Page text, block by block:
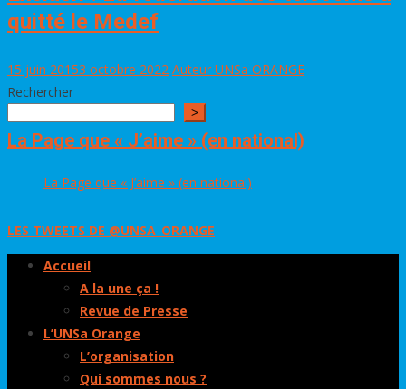
quitté le Medef
15 juin 20153 octobre 2022 Auteur UNSa ORANGE
Rechercher
>
La Page que « J’aime » (en national)
La Page que « J’aime » (en national)
LES TWEETS DE @UNSA_ORANGE
Accueil
A la une ça !
Revue de Presse
L’UNSa Orange
L’organisation
Qui sommes nous ?